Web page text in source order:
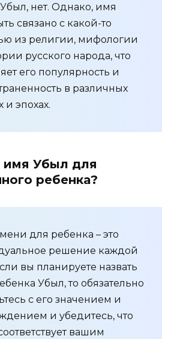
нет. Однако, имя
связано с какой-то
из религии, мифологии
русского народа, что
его популярность и
в различных
и эпохах.
имя Убыл для
ребенка?
для ребенка – это
решение каждой
вы планируете назвать
Убыл, то обязательно
с его значением и
и убедитесь, что
вашим